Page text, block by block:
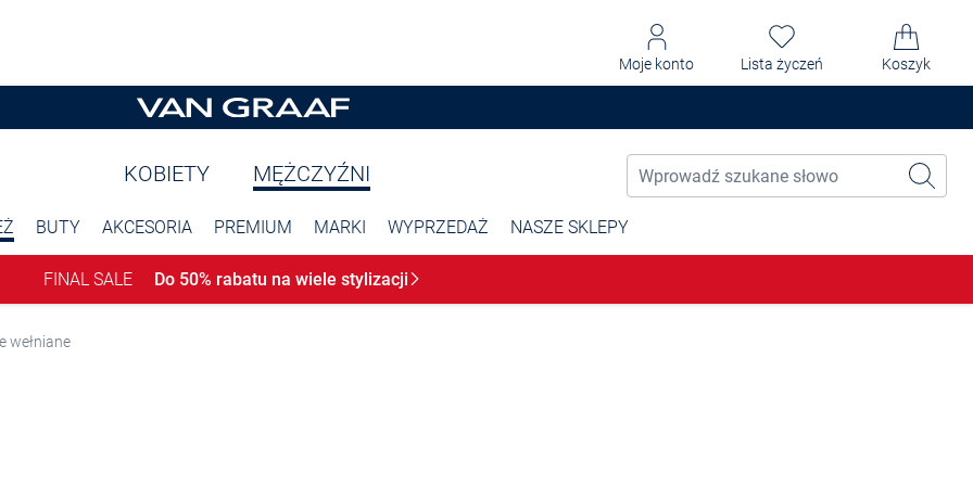
Moje konto Lista życzeń Koszyk
KOBIETY MĘŻCZYŹNI
BUTY AKCESORIA PREMIUM MARKI WYPRZEDAŻ NASZE SKLEPY
FINAL SALE Do 50% rabatu na wiele stylizacji
wełniane